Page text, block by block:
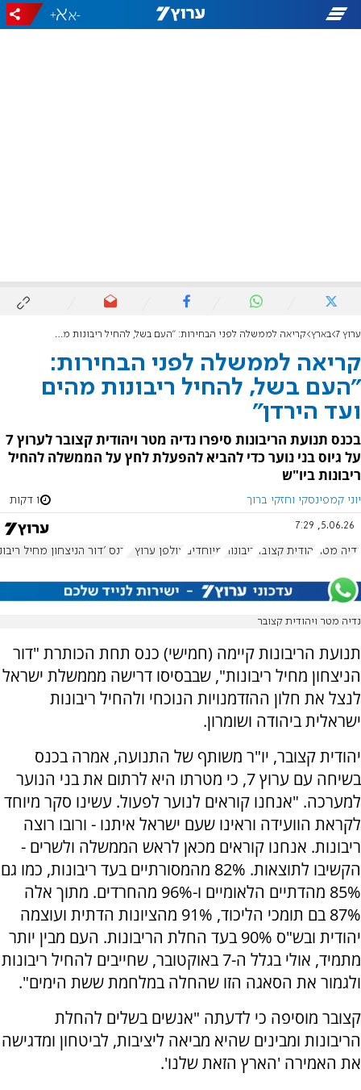
-
+
ערוץ 7 בארץ קריאה לממשלה לפני הבחירות: "העם בשל, להחיל ריבונות מהים ועד הירדן"
קריאה לממשלה לפני הבחירות:
"העם בשל, להחיל ריבונות מהים
ועד הירדן"
בכנס תנועת הריבונות סיפרו נדיה מטר ויהודית קצובר לערוץ 7
על גיוס בני נוער כדי להביא להפעלת לחץ על הממשלה להחיל
ריבונות ביו"ש
יוני קמפינסקי וחזקי ברוך 1 דקות
5.06.26, 7:29
נדיה מטר יהודית קצובר ריבונות מיוחדים אולפן ערוץ 7 כנס 'דור הניצחון מחיל
נדיה מטר ויהודית קצובר
תנועת הריבונות קיימה (חמישי) כנס תחת הכותרת "דור
הניצחון מחיל ריבונות", שבבסיסו דרישה מממשלת ישראל
לנצל את חלון ההזדמנויות הנוכחי ולהחיל ריבונות
ישראלית ביהודה ושומרון.
יהודית קצובר, יו"ר משותף של התנועה, אמרה בכנס
בשיחה עם ערוץ 7, כי מטרתו היא לרתום את בני הנוער
למערכה. "אנחנו קוראים לנוער לפעול. עשינו סקר מיוחד
לקראת הוועידה וראינו שעם ישראל איתנו - ורובו רוצה
ריבונות. אנחנו קוראים מכאן לראש הממשלה ולשרים -
הקשיבו לתוצאות. 82% מהמסורתיים בעד ריבונות, כמו גם
85% מהדתיים הלאומיים ו-96% מהחרדים. מתוך אלה
87% בם תומכי הליכוד, 91% מהציונות הדתית ועוצמה
יהודית ובש"ס 90% בעד החלת הריבונות. העם מבין יותר
מתמיד, אולי בגלל ה-7 באוקטובר, שחייבים להחיל ריבונות
ולגמור את הסאגה הזו שהחלה במלחמת ששת הימים".
קצובר מוסיפה כי לדעתה "אנשים בשלים להחלת
הריבונות ומבינים שהיא מביאה ליציבות, לביטחון ומדגישה
את האמירה 'הארץ הזאת שלנו'.